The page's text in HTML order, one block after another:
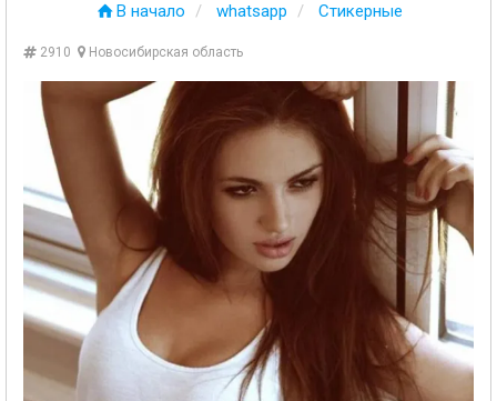
В начало whatsapp Стикерные
2910 Новосибирская область